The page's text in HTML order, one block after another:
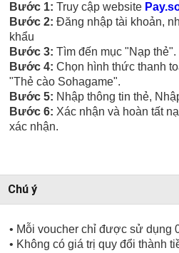
Bước 1: Truy cập website
Bước 2: Đăng nhập tài khoản,
khẩu
Bước 3: Tìm đến mục "Nạp thẻ".
Bước 4: Chọn hình thức thanh
"Thẻ cào Sohagame".
Bước 5: Nhập thông tin thẻ,
Bước 6: Xác nhận và hoàn tất
xác nhận.
Chú ý
• Mỗi voucher chỉ được sử dụng
• Không có giá trị quy đổi thành